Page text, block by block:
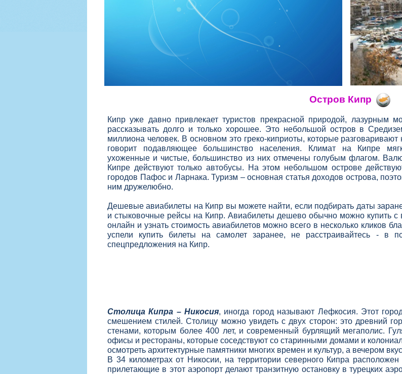
Остров Кипр
Кипр уже давно привлекает туристов прекрасной природой,
рассказывать долго и только хорошее. Это небольшой остров в
миллиона человек. В основном это греко-киприоты, которые
говорит подавляющее большинство населения. Климат на Кипре
ухоженные и чистые, большинство из них отмечены голубым флагом.
Кипре действуют только автобусы. На этом небольшом острове
городов Пафос и Ларнака. Туризм – основная статья доходов острова,
ним дружелюбно.
Дешевые авиабилеты на Кипр вы можете найти, если подбирать даты
и стыковочные рейсы на Кипр. Авиабилеты дешево обычно можно купить с
онлайн и узнать стоимость авиабилетов можно всего в несколько кликов
успели купить билеты на самолет заранее, не расстраивайтесь -в
спецпредложения на Кипр.
Столица Кипра – Никосия, иногда город называют Лефкосия. Этот
смешением стилей. Столицу можно увидеть с двух сторон: это древний
стенами, которым более 400 лет, и современный бурлящий мегаполис.
офисы и рестораны, которые соседствуют со старинными домами и
осмотреть архитектурные памятники многих времен и культур, а вечером
В 34 километрах от Никосии, на территории северного Кипра
прилетающие в этот аэропорт делают транзитную остановку в турецких